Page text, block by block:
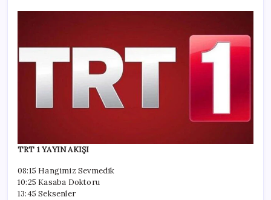
TRT 1 YAYIN AKIŞI
08:15 Hangimiz Sevmedik
10:25 Kasaba Doktoru
13:45 Seksenler